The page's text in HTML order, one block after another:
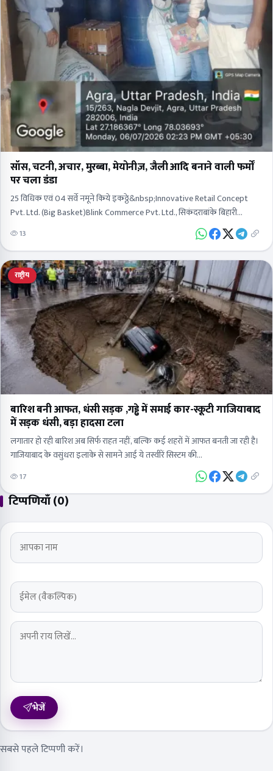
सॉस, चटनी, अचार, मुरब्बा, मेयोनीज़, जैली आदि बनाने वाली फर्मों
पर चला डंडा
25 विधिक एवं 04 सर्वे नमूने किये इकठ्ठे&nbsp;Innovative Retail Concept
Pvt. Ltd. (Big Basket)Blink Commerce Pvt. Ltd., सिकंदराबांके बिहारी
इंटरनेशनल&nbsp;साई एग्रो एंड फूड वर्क्स प्रा. लि., खड़वई, रनकताInstakart…
13
राष्ट्रीय
बारिश बनी आफत, धंसी सड़क ,गड्ढे में समाई कार-स्कूटी गाजियाबाद
में सड़क धंसी, बड़ा हादसा टला
लगातार हो रही बारिश अब सिर्फ राहत नहीं, बल्कि कई शहरों में आफत बनती जा रही है।
गाजियाबाद के वसुंधरा इलाके से सामने आई ये तस्वीरें सिस्टम की…
17
टिप्पणियाँ (0)
भेजें
सबसे पहले टिप्पणी करें।